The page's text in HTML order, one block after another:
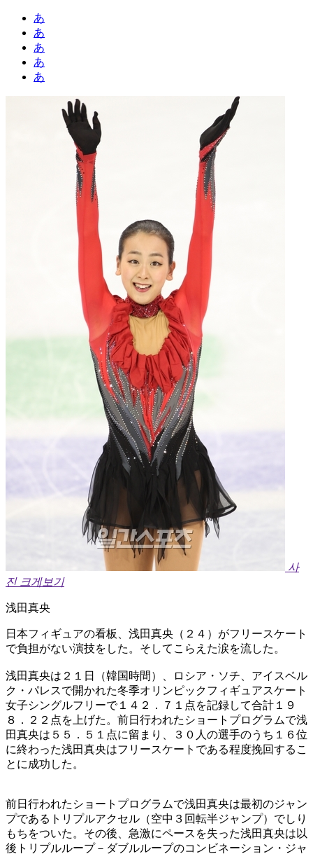
あ
あ
あ
あ
あ
사
진 크게보기
浅田真央
日本フィギュアの看板、浅田真央（２４）がフリースケート
で負担がない演技をした。そしてこらえた涙を流した。
浅田真央は２１日（韓国時間）、ロシア・ソチ、アイスベル
ク・パレスで開かれた冬季オリンピックフィギュアスケート
女子シングルフリーで１４２．７１点を記録して合計１９
８．２２点を上げた。前日行われたショートプログラムで浅
田真央は５５．５１点に留まり、３０人の選手のうち１６位
に終わった浅田真央はフリースケートである程度挽回するこ
とに成功した。
前日行われたショートプログラムで浅田真央は最初のジャン
プであるトリプルアクセル（空中３回転半ジャンプ）でしり
もちをついた。その後、急激にペースを失った浅田真央は以
後トリプルループ－ダブルループのコンビネーション・ジャ